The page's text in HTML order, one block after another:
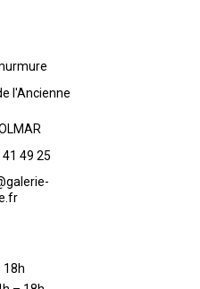
l'Ancienne
41 49 25
18h